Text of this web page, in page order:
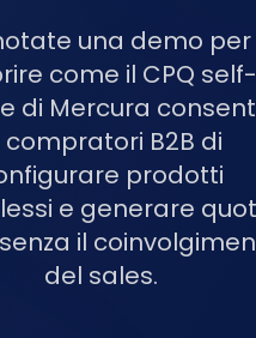
una demo per
come il CPQ self-
di Mercura
compratori B2B di
prodotti
e generare
il
del sales.